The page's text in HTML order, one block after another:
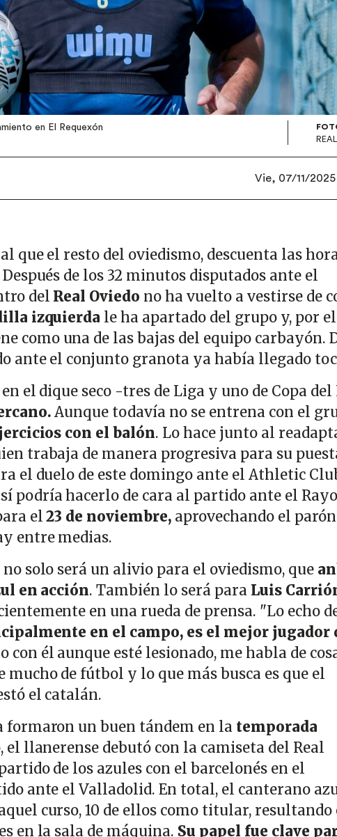
en El Requexón
Vie, 07/11/2025
que el resto del oviedismo, descuenta las
de los 32 minutos disputados ante el
del Real Oviedo no ha vuelto a vestirse de
izquierda le ha apartado del grupo y, por el
como una de las bajas del equipo carbayón.
ante el conjunto granota ya había llegado
el dique seco -tres de Liga y uno de Copa del
Aunque todavía no se entrena con el
con el balón. Lo hace junto al
trabaja de manera progresiva para su
el duelo de este domingo ante el Athletic
podría hacerlo de cara al partido ante el Rayo
el23 de noviembre, aprovechando el parón
entre medias.
solo será un alivio para el oviedismo, que
en acción. También lo será para Luis
en una rueda de prensa. "Lo echo
en el campo, es el mejor jugador
con él aunque esté lesionado, me habla de
mucho de fútbol y lo que más busca es que el
el catalán.
formaron un buen tándem en la temporada
el llanerense debutó con la camiseta del Real
de los azules con el barcelonés en el
ante el Valladolid. En total, el canterano
curso, 10 de ellos como titular, resultando
en la sala de máquina. Su papel fue clave